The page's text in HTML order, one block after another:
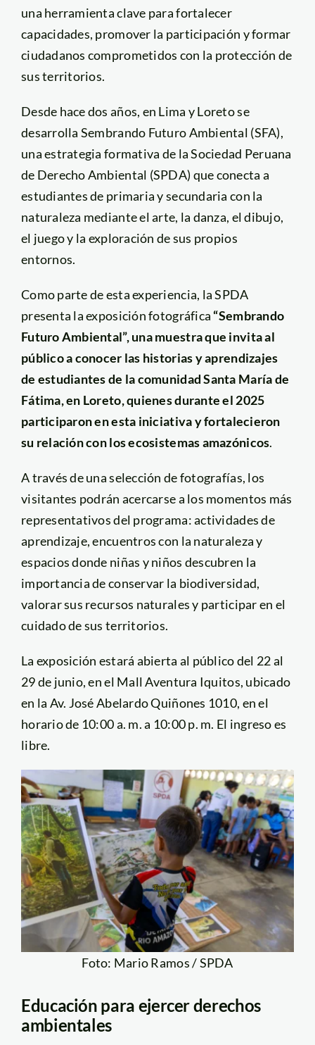
una herramienta clave para fortalecer
capacidades, promover la participación y formar
ciudadanos comprometidos con la protección de
sus territorios.
Desde hace dos años, en Lima y Loreto se
desarrolla Sembrando Futuro Ambiental (SFA),
una estrategia formativa de la Sociedad Peruana
de Derecho Ambiental (SPDA) que conecta a
estudiantes de primaria y secundaria con la
naturaleza mediante el arte, la danza, el dibujo,
el juego y la exploración de sus propios
entornos.
Como parte de esta experiencia, la SPDA
presenta la exposición fotográfica “Sembrando
Futuro Ambiental”, una muestra que invita al
público a conocer las historias y aprendizajes
de estudiantes de la comunidad Santa María de
Fátima, en Loreto, quienes durante el 2025
participaron en esta iniciativa y fortalecieron
su relación con los ecosistemas amazónicos.
A través de una selección de fotografías, los
visitantes podrán acercarse a los momentos más
representativos del programa: actividades de
aprendizaje, encuentros con la naturaleza y
espacios donde niñas y niños descubren la
importancia de conservar la biodiversidad,
valorar sus recursos naturales y participar en el
cuidado de sus territorios.
La exposición estará abierta al público del 22 al
29 de junio, en el Mall Aventura Iquitos, ubicado
en la Av. José Abelardo Quiñones 1010, en el
horario de 10:00 a. m. a 10:00 p. m. El ingreso es
libre.
Foto: Mario Ramos / SPDA
Educación para ejercer derechos
ambientales